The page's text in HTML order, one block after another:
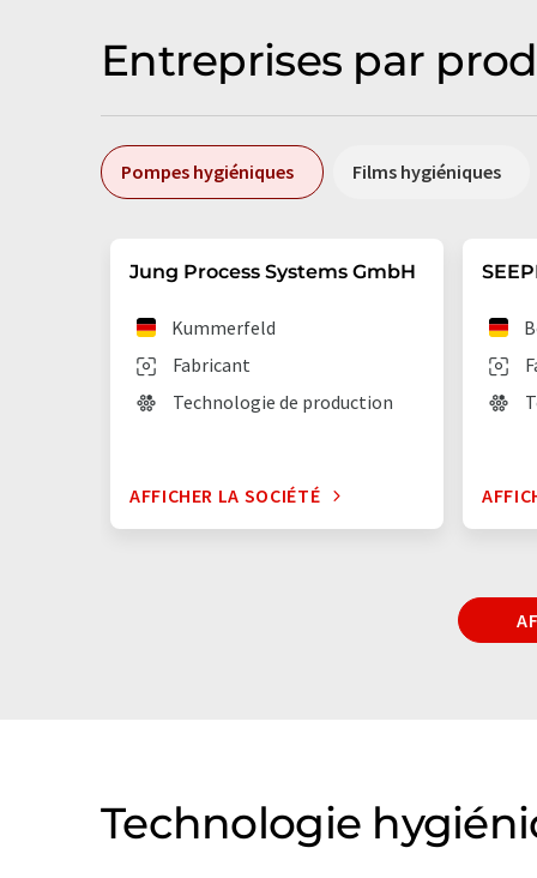
Entreprises par
Pompes hygiéniques Films hygiéniques
Jung Process Systems GmbH
Fabricant
Kummerfeld
Technologie de production
AFFICHER LA SOCIÉTÉ
Technologie